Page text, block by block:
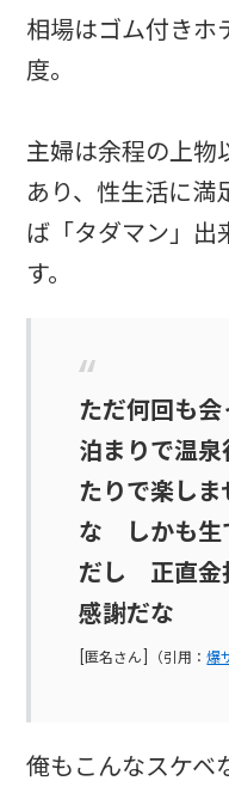
相場はゴム付きホ
度。
主婦は余程の上物
あり、性生活に満
ば「タダマン」出
す。
ただ何回も会
泊まりで温
たりで楽し
な しかも生
だし 正直金
感謝だな
[匿名さん]（引用：爆
俺もこんなスケベ